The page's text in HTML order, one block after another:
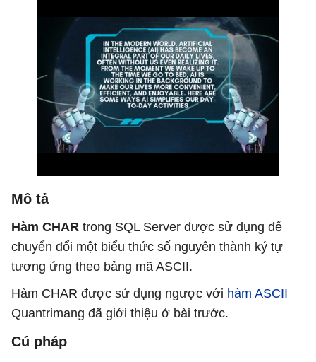
Mô tả
Hàm CHAR trong SQL Server được sử dụng để
chuyển đổi một biểu thức số nguyên thành ký tự
tương ứng theo bảng mã ASCII.
Hàm CHAR được sử dụng ngược với hàm ASCII
Quantrimang đã giới thiệu ở bài trước.
Cú pháp